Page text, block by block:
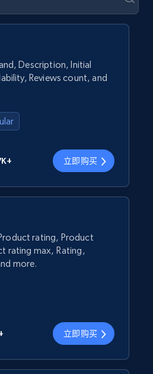
Description, Initial
Reviews count, and
立即购买
rating, Product
rating max, Rating,
more.
立即购买